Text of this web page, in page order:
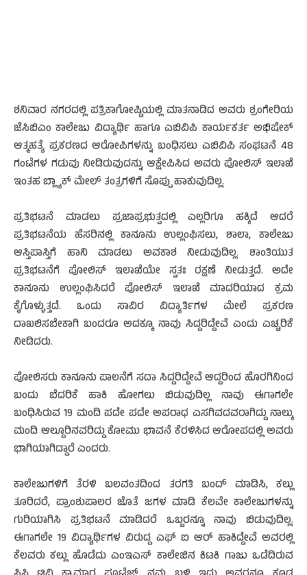
ಶನಿವಾರ ನಗರದಲ್ಲಿ ಪತ್ರಿಕಾಗೋಷ್ಟಿಯಲ್ಲಿ ಮಾತನಾಡಿದ ಅವರು ಶ್ರಂಗೇರಿಯ
ಜೆಸಿಬಿಎಂ ಕಾಲೇಜು ವಿದ್ಯಾರ್ಥಿ ಹಾಗೂ ಎಬಿವಿಪಿ ಕಾರ್ಯಕರ್ತ ಅಭಿಷೇಕ್
ಆತ್ಮಹತ್ಯೆ ಪ್ರಕರಣದ ಆರೋಪಿಗಳನ್ನು ಬಂಧಿಸಲು ಎಬಿವಿಪಿ ಸಂಘಟನೆ 48
ಗಂಟೆಗಳ ಗಡುವು ನೀಡಿರುವುದನ್ನು ಆಕ್ಷೇಪಿಸಿದ ಅವರು ಪೋಲಿಸ್ ಇಲಾಖೆ
ಇಂತಹ ಬ್ಲ್ಯಾಕ್ ಮೇಲ್ ತಂತ್ರಗಳಿಗೆ ಸೊಪ್ಪು ಹಾಕುವುದಿಲ್ಲ.
ಪ್ರತಿಭಟನೆ ಮಾಡಲು ಪ್ರಜಾಪ್ರಭುತ್ವದಲ್ಲಿ ಎಲ್ಲರಿಗೂ ಹಕ್ಕಿದೆ ಆದರೆ
ಪ್ರತಿಭಟನೆಯ ಹೆಸರಿನಲ್ಲಿ ಕಾನೂನು ಉಲ್ಲಂಘಿಸಲು, ಶಾಲಾ, ಕಾಲೇಜು
ಆಸ್ತಿಪಾಸ್ತಿಗೆ ಹಾನಿ ಮಾಡಲು ಅವಕಾಶ ನೀಡುವುದಿಲ್ಲ. ಶಾಂತಿಯುತ
ಪ್ರತಿಭಟನೆಗೆ ಪೋಲಿಸ್ ಇಲಾಖೆಯೇ ಸ್ವತಃ ರಕ್ಷಣೆ ನೀಡುತ್ತದೆ. ಅದೇ
ಕಾನೂನು ಉಲ್ಲಂಘಿಸಿದರೆ ಪೋಲಿಸ್ ಇಲಾಖೆ ಮಾದರಿಯಾದ ಕ್ರಮ
ಕೈಗೊಳ್ಳುತ್ತದೆ. ಒಂದು ಸಾವಿರ ವಿದ್ಯಾರ್ತಿಗಳ ಮೇಲೆ ಪ್ರಕರಣ
ದಾಖಲಿಸಬೇಕಾಗಿ ಬಂದರೂ ಅದಕ್ಕೂ ನಾವು ಸಿದ್ದರಿದ್ದೇವೆ ಎಂದು ಎಚ್ಚರಿಕೆ
ನೀಡಿದರು.
ಪೋಲಿಸರು ಕಾನೂನು ಪಾಲನೆಗೆ ಸದಾ ಸಿದ್ದರಿದ್ದೇವೆ ಆದ್ದರಿಂದ ಹೊರಗಿನಿಂದ
ಬಂದು ಬೆದರಿಕೆ ಹಾಕಿ ಹೋಗಲು ಬಿಡುವುದಿಲ್ಲ ನಾವು ಈಗಾಗಲೇ
ಬಂಧಿಸಿರುವ 19 ಮಂದಿ ಪದೇ ಪದೇ ಅಪರಾಧ ಎಸಗಿವದವರಾಗಿದ್ದು ನಾಲ್ಕು
ಮಂದಿ ಆಲ್ದೂರಿನವರಿದ್ದು ಕೋಮು ಭಾವನೆ ಕೆರಳಿಸಿದ ಆರೋಪದಲ್ಲಿ ಅವರು
ಭಾಗಿಯಾಗಿದ್ದಾರೆ ಎಂದರು.
ಕಾಲೇಜುಗಳಿಗೆ ತೆರಳಿ ಬಲವಂತದಿಂದ ತರಗತಿ ಬಂದ್ ಮಾಡಿಸಿ, ಕಲ್ಲು
ತೂರಿದರೆ, ಪ್ರಾಂಶುಪಾಲರ ಜೊತೆ ಜಗಳ ಮಾಡಿ ಕೆಲವೇ ಕಾಲೇಜುಗಳನ್ನು
ಗುರಿಯಾಗಿಸಿ ಪ್ರತಿಭಟನೆ ಮಾಡಿದರೆ ಒಬ್ಬರನ್ನೂ ನಾವು ಬಿಡುವುದಿಲ್ಲ.
ಈಗಾಗಲೇ 19 ವಿದ್ಯಾರ್ಥಿಗಳ ವಿರುದ್ದ ಎಫ್ ಐ ಆರ್ ಹಾಕಿದ್ದೇವೆ ಅವರಲ್ಲಿ
ಕೆಲವರು ಕಲ್ಲು ಹೊಡೆದು ಎಂಇಎಸ್ ಕಾಲೇಜಿನ ಕಿಟಕಿ ಗಾಜು ಒಡೆದಿರುವ